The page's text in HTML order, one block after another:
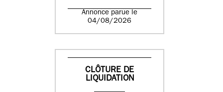
Annonce parue le
04/08/2026
CLÔTURE DE
LIQUIDATION